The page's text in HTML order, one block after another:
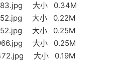
大小 0.34M
大小 0.22M
大小 0.25M
大小 0.25M
大小 0.19M